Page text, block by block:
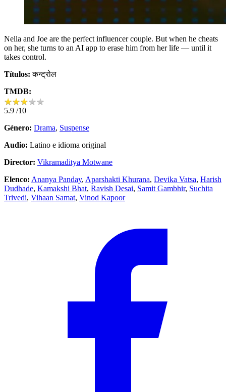
Nella and Joe are the perfect influencer couple. But when he cheats
on her, she turns to an AI app to erase him from her life — until it
takes control.
Títulos: कन्ट्रोल
TMDB:
★★★★★
★★★★★
5.9 /10
Género: Drama, Suspense
Audio: Latino e idioma original
Director: Vikramaditya Motwane
Elenco: Ananya Panday, Aparshakti Khurana, Devika Vatsa, Harish
Dudhade, Kamakshi Bhat, Ravish Desai, Samit Gambhir, Suchita
Trivedi, Vihaan Samat, Vinod Kapoor